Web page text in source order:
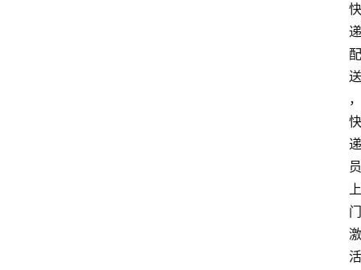
快
递
配
送
，
快
递
员
上
门
激
活